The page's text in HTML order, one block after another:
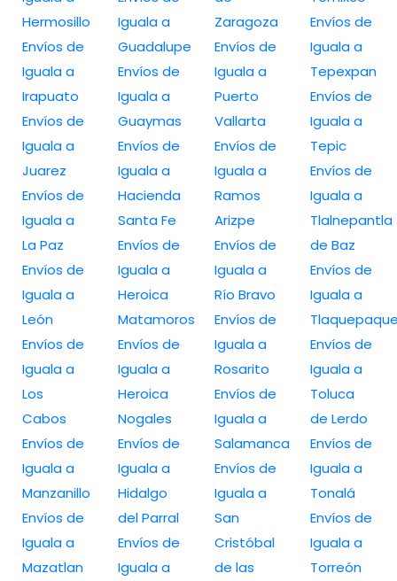
Hermosillo
Envíos de
Iguala a
Irapuato
Envíos de
Iguala a
Juarez
Envíos de
Iguala a
La Paz
Envíos de
Iguala a
León
Envíos de
Iguala a
Los
Cabos
Envíos de
Iguala a
Manzanillo
Envíos de
Iguala a
Mazatlan
Iguala a
Guadalupe
Envíos de
Iguala a
Guaymas
Envíos de
Iguala a
Hacienda
Santa Fe
Envíos de
Iguala a
Heroica
Matamoros
Envíos de
Iguala a
Heroica
Nogales
Envíos de
Iguala a
Hidalgo
del Parral
Envíos de
Iguala a
Zaragoza
Envíos de
Iguala a
Puerto
Vallarta
Envíos de
Iguala a
Ramos
Arizpe
Envíos de
Iguala a
Río Bravo
Envíos de
Iguala a
Rosarito
Envíos de
Iguala a
Salamanca
Envíos de
Iguala a
San
Cristóbal
de las
Envíos de
Iguala a
Tepexpan
Envíos de
Iguala a
Tepic
Envíos de
Iguala a
Tlalnepantla
de Baz
Envíos de
Iguala a
Envíos de
Iguala a
Toluca
de Lerdo
Envíos de
Iguala a
Tonalá
Envíos de
Iguala a
Torreón